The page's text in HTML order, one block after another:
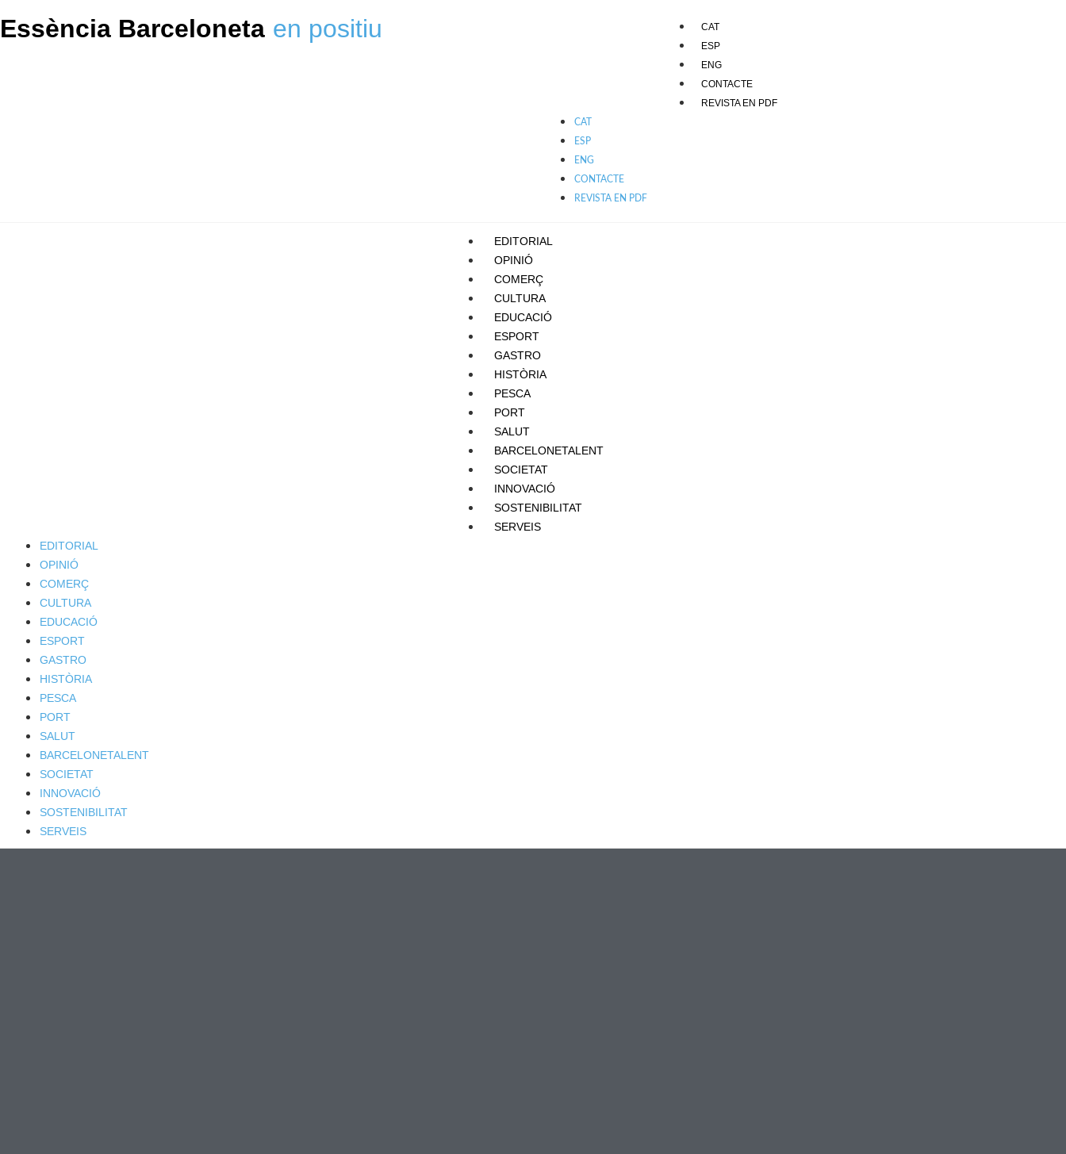
Essència Barceloneta en positiu
CAT
ESP
ENG
CONTACTE
REVISTA EN PDF
CAT
ESP
ENG
CONTACTE
REVISTA EN PDF
EDITORIAL
OPINIÓ
COMERÇ
CULTURA
EDUCACIÓ
ESPORT
GASTRO
HISTÒRIA
PESCA
PORT
SALUT
BARCELONETALENT
SOCIETAT
INNOVACIÓ
SOSTENIBILITAT
SERVEIS
EDITORIAL
OPINIÓ
COMERÇ
CULTURA
EDUCACIÓ
ESPORT
GASTRO
HISTÒRIA
PESCA
PORT
SALUT
BARCELONETALENT
SOCIETAT
INNOVACIÓ
SOSTENIBILITAT
SERVEIS